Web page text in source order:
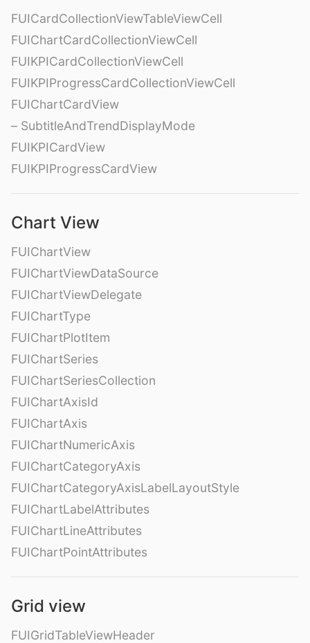
FUICardCollectionViewTableViewCell
FUIChartCardCollectionViewCell
FUIKPICardCollectionViewCell
FUIKPIProgressCardCollectionViewCell
FUIChartCardView
– SubtitleAndTrendDisplayMode
FUIKPICardView
FUIKPIProgressCardView
Chart View
FUIChartView
FUIChartViewDataSource
FUIChartViewDelegate
FUIChartType
FUIChartPlotItem
FUIChartSeries
FUIChartSeriesCollection
FUIChartAxisId
FUIChartAxis
FUIChartNumericAxis
FUIChartCategoryAxis
FUIChartCategoryAxisLabelLayoutStyle
FUIChartLabelAttributes
FUIChartLineAttributes
FUIChartPointAttributes
Grid view
FUIGridTableViewHeader